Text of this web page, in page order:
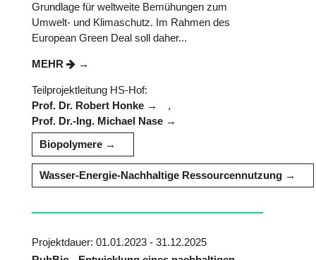
Grundlage für weltweite Bemühungen zum
Umwelt- und Klimaschutz. Im Rahmen des
European Green Deal soll daher...
MEHR
Teilprojektleitung HS-Hof:
Prof. Dr. Robert Honke
,
Prof. Dr.-Ing. Michael Nase
Biopolymere
Wasser-Energie-Nachhaltige Ressourcennutzung
Projektdauer: 01.01.2023 - 31.12.2025